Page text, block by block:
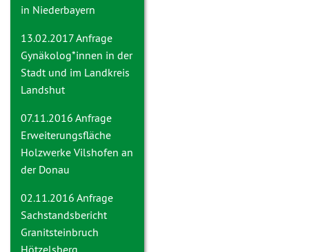
in Niederbayern
13.02.2017 Anfrage
Gynäkolog*innen in der
Stadt und im Landkreis
Landshut
07.11.2016 Anfrage
Erweiterungsfläche
Holzwerke Vilshofen an
der Donau
02.11.2016 Anfrage
Sachstandsbericht
Granitsteinbruch
Hötzelsberg